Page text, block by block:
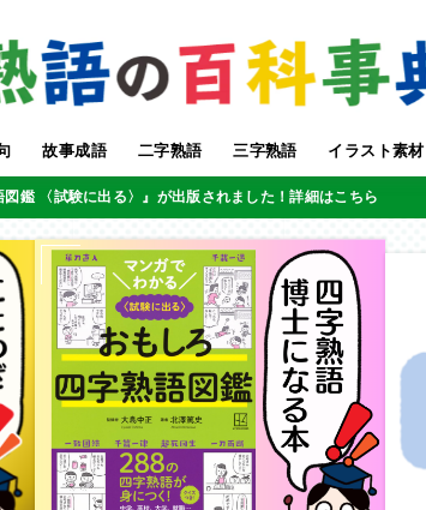
故事成語 二字熟語 三字熟語 イラスト素材
鑑 〈試験に出る〉』が出版されました！詳細はこちら